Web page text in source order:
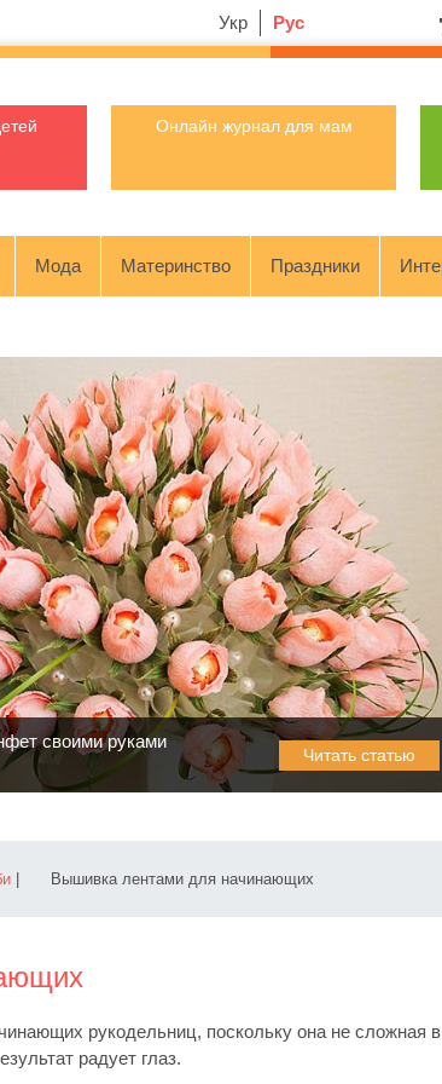
Укр Рус
Онлайн журнал для мам
Мода Материнство Праздники
своими руками
Читать статью
Вышивка лентами для начинающих
рукодельниц, поскольку она не сложная в
радует глаз.